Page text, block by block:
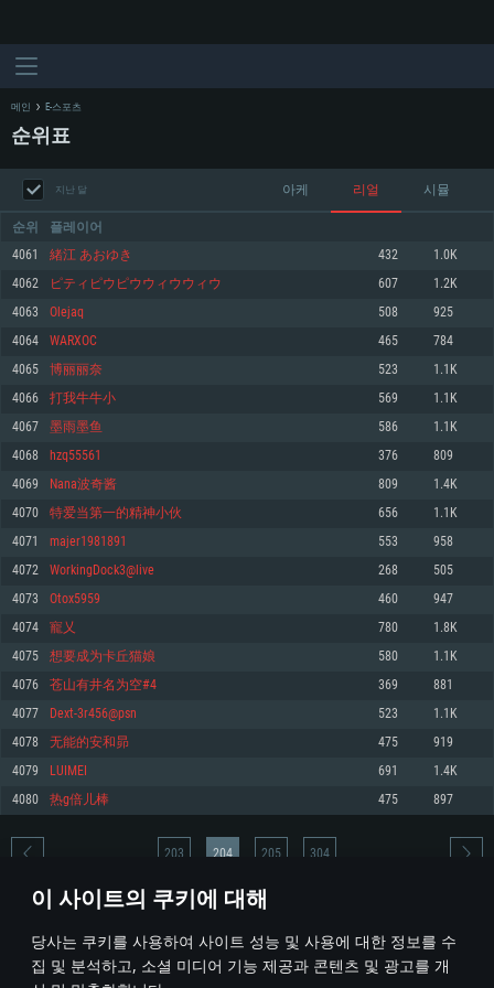
이 사이트의 쿠키에 대해
당사는 쿠키를 사용하여 사이트 성능 및 사용에 대한 정보를 수
집 및 분석하고, 소셜 미디어 기능 제공과 콘텐츠 및 광고를 개
최소사양
운영체제: Windows 10 (64 bit)
프로세서: 2.2 GHz 듀얼코어 이상
메모리: 4GB
그래픽 카드: DirectX 11 이상을 지원하는 AMD Radeon 77XX / NVIDIA
GeForce GT 660. 최소 사양 해상도: 720p
네트워크: 브로드밴드 인터넷
여유 저장 공간: 22.1 GB (최소 클라이언트)
권장 사양
570 혹은 그 이상
여유 저장 공간: 62.2 GB (전체 클라이언트)
최소사양
운영체제: Mac OS Big Sur 11.0
프로세서: 최소 2.2 GHz의 Core i5 (Intel Xeon 은 지원하지 않습니다)
메모리: 6 GB
그래픽 카드: Metal 을 지원하는 Intel Iris Pro 5200 (Mac), 혹은 이와 비슷한 성
능을 가지는 Mac 버전의 AMD/Nvidia. 최소 해상도: 720p
네트워크: 브로드밴드 인터넷
여유 저장 공간: 22.1 GB (최소 클라이언트)
권장 사양
네트워크: 브로드밴드 인터넷
여유 저장 공간: 62.2 GB (전체 클라이언트)
최소사양
운영체제: 64bit Linux 중 최신 버전
프로세서: 2.4 GHz 듀얼코어
메모리: 4 GB
그래픽 카드: Vulkan 을 지원하고, 최신 그래픽 드라이버를 지원하는 NVIDIA
660 (6개월 미만) 혹은 그와 동급의 성능을 가지며 최신 그래픽 드라이버를 지
원하는 AMD (6개월 미만; 최소사양 지원 해상도 720p)
네트워크: 브로드밴드 인터넷
여유 저장 공간: 22.1 GB (최소 클라이언트)
권장 사양
운영체제: Ubuntu 20.04 64bit
프로세서: Intel Core i7
메모리: 16 GB
그래픽 카드: Vulkan 을 지원하고, 최신 그래픽 드라이버를 지원하는 NVIDIA
1060 (6개월 미만) 혹은 그와 동급의 성능을 가지며 최신 그래픽 드라이버를
지원하는 AMD RX 570 (6개월 미만; 최소사양 지원 해상도 720p) 이상
여유 저장 공간: 62.2 GB (전체 클라이언트)
메인 E-스포츠
순위표
지난 달 아케 리얼 시뮬
순위 플레이어
4061 緒江 あおゆき 432 1.0K
4062 ピティピウピウウィウウィウ 607 1.2K
4063 Olejaq 508 925
4064 WARXOC 465 784
4065 博丽丽奈 523 1.1K
4066 打我牛牛小 569 1.1K
4067 墨雨墨鱼 586 1.1K
4068 hzq55561 376 809
4069 Nana波奇酱 809 1.4K
4070 特爱当第一的精神小伙 656 1.1K
4071 majer1981891 553 958
4072 WorkingDock3@live 268 505
4073 Otox5959 460 947
4074 寵乂 780 1.8K
4075 想要成为卡丘猫娘 580 1.1K
4076 苍山有井名为空#4 369 881
4077 Dext-3r456@psn 523 1.1K
4078 无能的安和昴 475 919
4079 LUIMEI 691 1.4K
4080 热g倍儿棒 475 897
* 순위표는 매일 1회 갱신됩니다
203 204 205 304